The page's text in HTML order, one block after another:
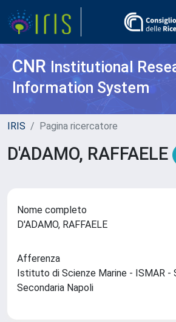
CNR Institutional
Information System
IRIS Pagina ricercatore
D'ADAMO, RAFFAELE
Nome completo
D'ADAMO, RAFFAELE
Afferenza
Istituto di Scienze Marine - ISMAR -
Secondaria Napoli